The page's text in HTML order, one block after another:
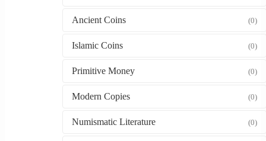
Ancient Coins (0)
Islamic Coins (0)
Primitive Money (0)
Modern Copies (0)
Numismatic Literature (0)